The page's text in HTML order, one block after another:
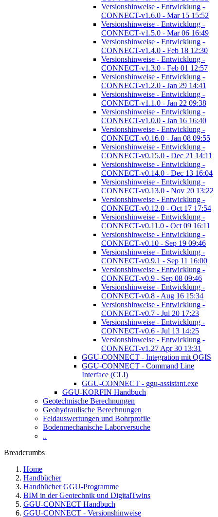
Versionshinweise - Entwicklung -
CONNECT-v1.6.0 - Mar 15 15:52
Versionshinweise - Entwicklung -
CONNECT-v1.5.0 - Mar 06 16:49
Versionshinweise - Entwicklung -
CONNECT-v1.4.0 - Feb 18 12:30
Versionshinweise - Entwicklung -
CONNECT-v1.3.0 - Feb 01 12:57
Versionshinweise - Entwicklung -
CONNECT-v1.2.0 - Jan 29 14:41
Versionshinweise - Entwicklung -
CONNECT-v1.1.0 - Jan 22 09:38
Versionshinweise - Entwicklung -
CONNECT-v1.0.0 - Jan 16 16:40
Versionshinweise - Entwicklung -
CONNECT-v0.16.0 - Jan 08 09:55
Versionshinweise - Entwicklung -
CONNECT-v0.15.0 - Dec 21 14:11
Versionshinweise - Entwicklung -
CONNECT-v0.14.0 - Dec 13 16:04
Versionshinweise - Entwicklung -
CONNECT-v0.13.0 - Nov 20 13:22
Versionshinweise - Entwicklung -
CONNECT-v0.12.0 - Oct 17 17:54
Versionshinweise - Entwicklung -
CONNECT-v0.11.0 - Oct 09 16:11
Versionshinweise - Entwicklung -
CONNECT-v0.10 - Sep 19 09:46
Versionshinweise - Entwicklung -
CONNECT-v0.9.1 - Sep 11 16:00
Versionshinweise - Entwicklung -
CONNECT-v0.9 - Sep 08 09:46
Versionshinweise - Entwicklung -
CONNECT-v0.8 - Aug 16 15:34
Versionshinweise - Entwicklung -
CONNECT-v0.7 - Jul 20 17:23
Versionshinweise - Entwicklung -
CONNECT-v0.6 - Jul 13 14:25
Versionshinweise - Entwicklung -
CONNECT-v1.27 Apr 30 13:31
GGU-CONNECT - Integration mit QGIS
GGU-CONNECT - Command Line
Interface (CLI)
GGU-CONNECT - ggu-assistant.exe
GGU-KORFIN Handbuch
Geotechnische Berechnungen
Geohydraulische Berechnungen
Feldauswertungen und Bohrprofile
Bodenmechanische Laborversuche
..
Breadcrumbs
Home
Handbücher
Handbücher GGU-Programme
BIM in der Geotechnik und DigitalTwins
GGU-CONNECT Handbuch
GGU-CONNECT - Versionshinweise